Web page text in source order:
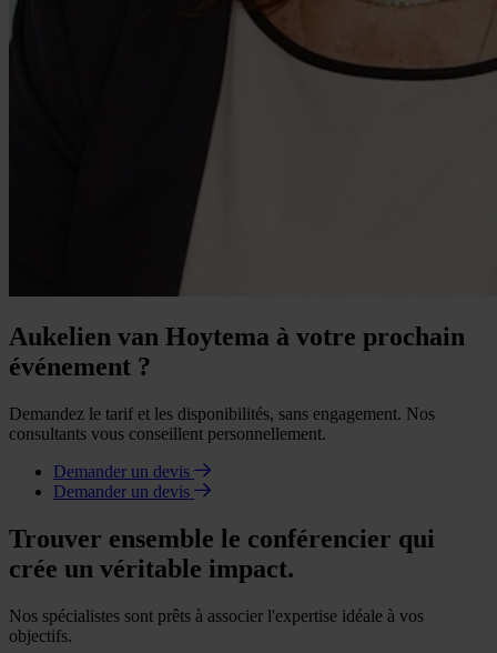
Aukelien van Hoytema à votre prochain
événement ?
Demandez le tarif et les disponibilités, sans engagement. Nos
consultants vous conseillent personnellement.
Demander un devis
Demander un devis
Trouver ensemble le conférencier qui
crée un véritable impact.
Nos spécialistes sont prêts à associer l'expertise idéale à vos
objectifs.